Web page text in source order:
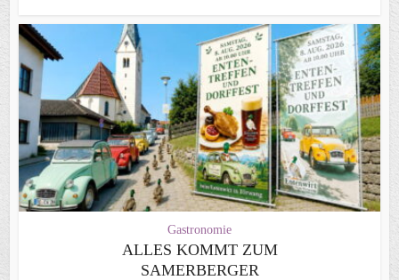
Gastronomie
ALLES KOMMT ZUM
SAMERBERGER